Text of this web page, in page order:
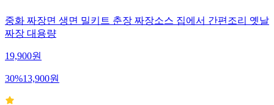
중화 짜장면 생면 밀키트 춘장 짜장소스 집에서 간편조리 옛날
짜장 대용량
19,900원
30%13,900원